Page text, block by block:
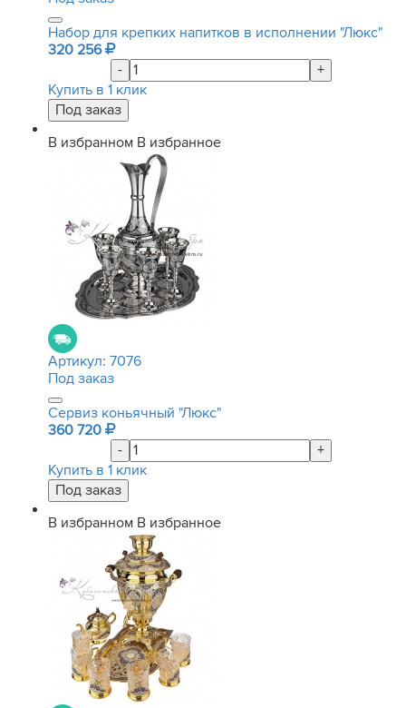
Набор для крепких напитков в исполнении "Люкс"
320 256
-
+
Купить в 1 клик
В избранном В избранное
Артикул: 7076
Под заказ
Сервиз коньячный "Люкс"
360 720
-
+
Купить в 1 клик
В избранном В избранное